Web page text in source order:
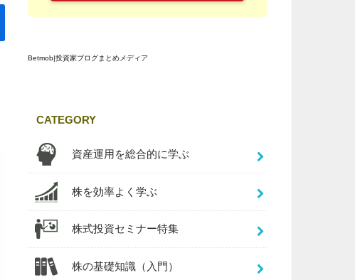
Betmob|投資家ブログまとめメディア
CATEGORY
資産運用を総合的に学ぶ
株を効率よく学ぶ
株式投資セミナー特集
株の基礎知識（入門）